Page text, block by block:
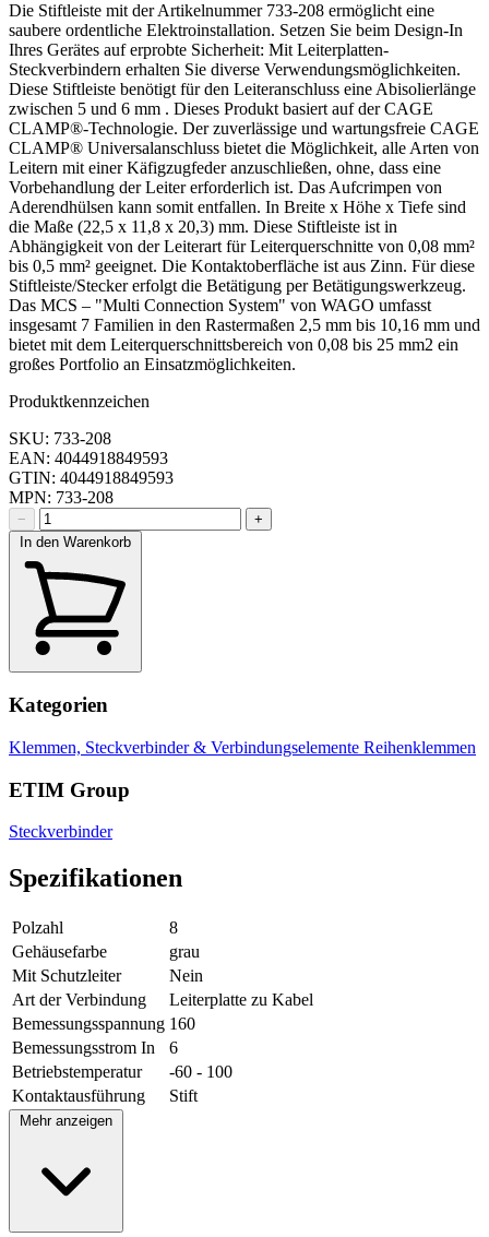
Die Stiftleiste mit der Artikelnummer 733-208 ermöglicht eine
saubere ordentliche Elektroinstallation. Setzen Sie beim Design-In
Ihres Gerätes auf erprobte Sicherheit: Mit Leiterplatten-
Steckverbindern erhalten Sie diverse Verwendungsmöglichkeiten.
Diese Stiftleiste benötigt für den Leiteranschluss eine Abisolierlänge
zwischen 5 und 6 mm . Dieses Produkt basiert auf der CAGE
CLAMP®-Technologie. Der zuverlässige und wartungsfreie CAGE
CLAMP® Universalanschluss bietet die Möglichkeit, alle Arten von
Leitern mit einer Käfigzugfeder anzuschließen, ohne, dass eine
Vorbehandlung der Leiter erforderlich ist. Das Aufcrimpen von
Aderendhülsen kann somit entfallen. In Breite x Höhe x Tiefe sind
die Maße (22,5 x 11,8 x 20,3) mm. Diese Stiftleiste ist in
Abhängigkeit von der Leiterart für Leiterquerschnitte von 0,08 mm²
bis 0,5 mm² geeignet. Die Kontaktoberfläche ist aus Zinn. Für diese
Stiftleiste/Stecker erfolgt die Betätigung per Betätigungswerkzeug.
Das MCS – "Multi Connection System" von WAGO umfasst
insgesamt 7 Familien in den Rastermaßen 2,5 mm bis 10,16 mm und
bietet mit dem Leiterquerschnittsbereich von 0,08 bis 25 mm2 ein
großes Portfolio an Einsatzmöglichkeiten.
Produktkennzeichen
SKU: 733-208
EAN: 4044918849593
GTIN: 4044918849593
MPN: 733-208
−
+
In den Warenkorb
Kategorien
Klemmen, Steckverbinder & Verbindungselemente Reihenklemmen
ETIM Group
Steckverbinder
Spezifikationen
Polzahl
8
Gehäusefarbe
grau
Mit Schutzleiter
Nein
Art der Verbindung
Leiterplatte zu Kabel
Bemessungsspannung 160
Bemessungsstrom In
6
Betriebstemperatur
-60 - 100
Kontaktausführung
Stift
Mehr anzeigen